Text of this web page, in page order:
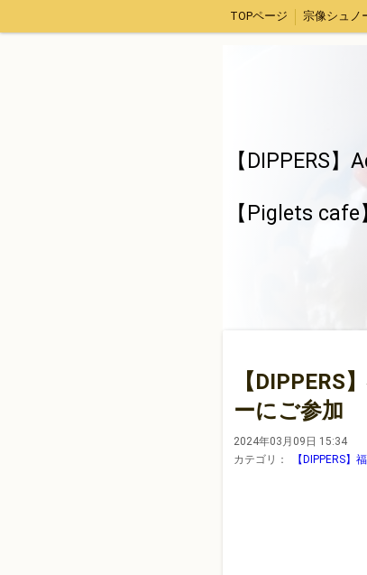
TOPページ
【DIPPERS
【Piglets cafe
【
ーにご参加
2024年03月09日 15:34
カテゴリ：
【DIPPERS